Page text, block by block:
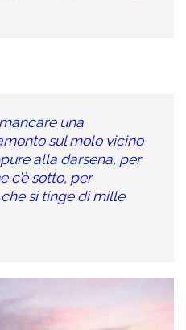
una
sul molo vicino
alla darsena, per
c’è sotto, per
si tinge di mille